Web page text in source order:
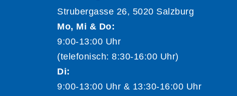
Strubergasse 26, 5020 Salzburg
Mo, Mi & Do:
9:00-13:00 Uhr
(telefonisch: 8:30-16:00 Uhr)
Di:
9:00-13:00 Uhr & 13:30-16:00 Uhr